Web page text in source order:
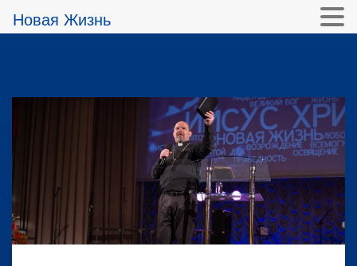
Новая Жизнь